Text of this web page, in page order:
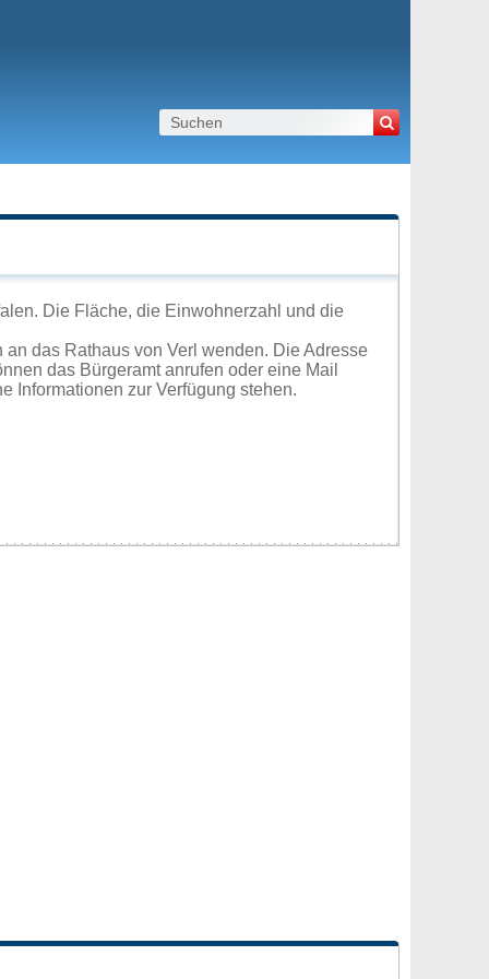
Die Fläche, die Einwohnerzahl und die
das Rathaus von Verl wenden. Die Adresse
das Bürgeramt anrufen oder eine Mail
Informationen zur Verfügung stehen.